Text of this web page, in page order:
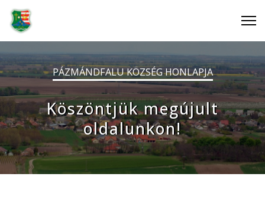
PÁZMÁNDFALU KÖZSÉG HONLAPJA
Köszöntjük megújult
oldalunkon!